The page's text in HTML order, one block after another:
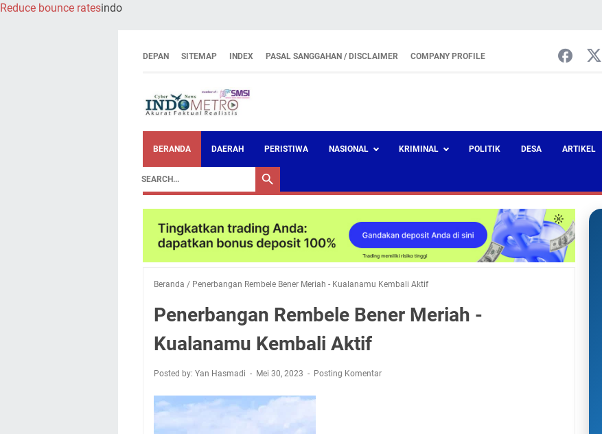
Reduce bounce ratesindo
DEPAN SITEMAP INDEX PASAL SANGGAHAN / DISCLAIMER COMPANY PROFILE
BERANDA DAERAH PERISTIWA NASIONAL KRIMINAL POLITIK DESA ARTIKEL
Beranda / Penerbangan Rembele Bener Meriah - Kualanamu Kembali Aktif
Penerbangan Rembele Bener Meriah -
Kualanamu Kembali Aktif
Posted by: Yan Hasmadi Mei 30, 2023 Posting Komentar